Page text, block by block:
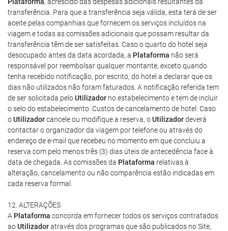
transferência. Para que a transferência seja válida, esta terá de ser
aceite pelas companhias que fornecem os serviços incluídos na
viagem e todas as comissões adicionais que possam resultar da
transferência têm de ser satisfeitas. Caso o quarto do hotel seja
desocupado antes da data acordada, a Plataforma não será
responsável por reembolsar qualquer montante, exceto quando
tenha recebido notificação, por escrito, do hotel a declarar que os
dias não utilizados não foram faturados. A notificação referida tem
de ser solicitada peloUtilizador no estabelecimento e tem de incluir
o selo do estabelecimento. Custos de cancelamento de hotel: Caso
oUtilizadorcancele ou modifique a reserva, oUtilizadordeverá
contactar o organizador da viagem por telefone ou através do
endereço de e-mail que recebeu no momento em que concluiu a
reserva com pelo menos três (3) dias úteis de antecedência face à
data de chegada. As comissões da Plataforma relativas à
alteração, cancelamento ou não comparência estão indicadas em
cada reserva formal.
12. ALTERAÇÕES
A Plataforma concorda em fornecer todos os serviços contratados
aoUtilizadoratravés dos programas que são publicados no Site,